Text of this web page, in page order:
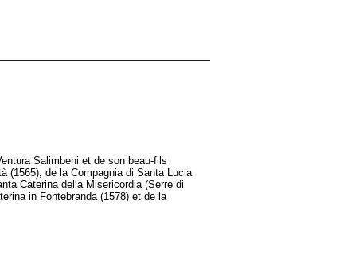
Salimbeni et de son beau-fils
(1565), de la Compagnia di Santa Lucia
Caterina della Misericordia (Serre di
in Fontebranda (1578) et de la